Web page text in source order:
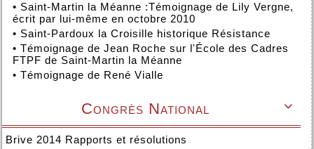
• Saint-Martin la Méanne :Témoignage de Lily Vergne,
écrit par lui-même en octobre 2010
• Saint-Pardoux la Croisille historique Résistance
• Témoignage de Jean Roche sur l'École des Cadres
FTPF de Saint-Martin la Méanne
• Témoignage de René Vialle

Congrès National
Brive 2014 Rapports et résolutions